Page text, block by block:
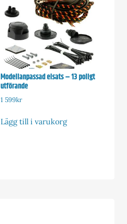
Modellanpassad elsats – 13 poligt
utförande
1 599kr
Lägg till i varukorg